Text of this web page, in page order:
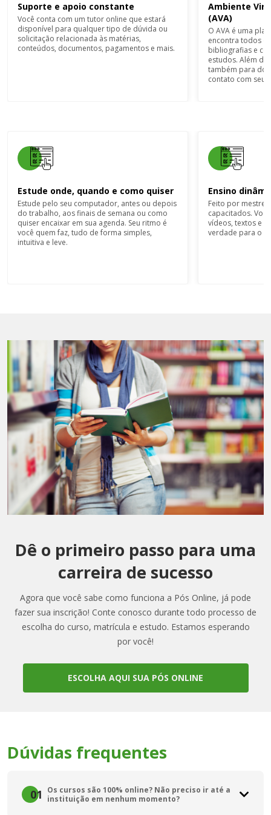
Suporte e apoio constante
Você conta com um tutor online que estará
disponível para qualquer tipo de dúvida ou
solicitação relacionada às matérias,
conteúdos, documentos, pagamentos e mais.
Ambiente
(AVA)
O AVA é uma
encontra todos
bibliografias e
estudos. Além
também para
contato com seu
Estude onde, quando e como quiser
Estude pelo seu computador, antes ou depois
do trabalho, aos finais de semana ou como
quiser encaixar em sua agenda. Seu ritmo é
você quem faz, tudo de forma simples,
intuitiva e leve.
Ensino
Feito por
capacitados.
vídeos, textos e
verdade para o
Dê o primeiro passo para uma
carreira de sucesso
Agora que você sabe como funciona a Pós Online, já pode
fazer sua inscrição! Conte conosco durante todo processo de
escolha do curso, matrícula e estudo. Estamos esperando
por você!
ESCOLHA AQUI SUA PÓS ONLINE
Dúvidas frequentes
01
Os cursos são 100% online? Não preciso ir até a
instituição em nenhum momento?